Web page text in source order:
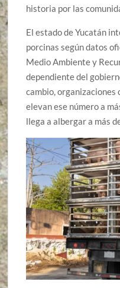
historia por las
El estado de Yucatán
porcinas según datos
Medio Ambiente y
dependiente del
cambio, organizaciones
elevan ese número a
llega a albergar a más